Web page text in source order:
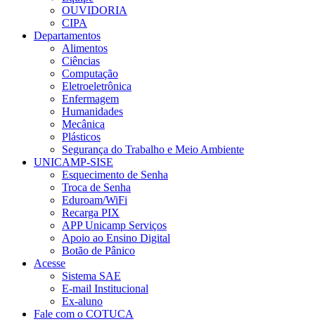
OUVIDORIA
CIPA
Departamentos
Alimentos
Ciências
Computação
Eletroeletrônica
Enfermagem
Humanidades
Mecânica
Plásticos
Segurança do Trabalho e Meio Ambiente
UNICAMP-SISE
Esquecimento de Senha
Troca de Senha
Eduroam/WiFi
Recarga PIX
APP Unicamp Serviços
Apoio ao Ensino Digital
Botão de Pânico
Acesse
Sistema SAE
E-mail Institucional
Ex-aluno
Fale com o COTUCA